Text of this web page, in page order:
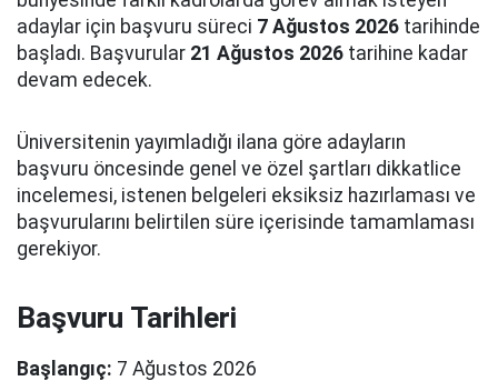
adaylar için başvuru süreci 7 Ağustos 2026 tarihinde
başladı. Başvurular 21 Ağustos 2026 tarihine kadar
devam edecek.
Üniversitenin yayımladığı ilana göre adayların
başvuru öncesinde genel ve özel şartları dikkatlice
incelemesi, istenen belgeleri eksiksiz hazırlaması ve
başvurularını belirtilen süre içerisinde tamamlaması
gerekiyor.
Başvuru Tarihleri
Başlangıç: 7 Ağustos 2026